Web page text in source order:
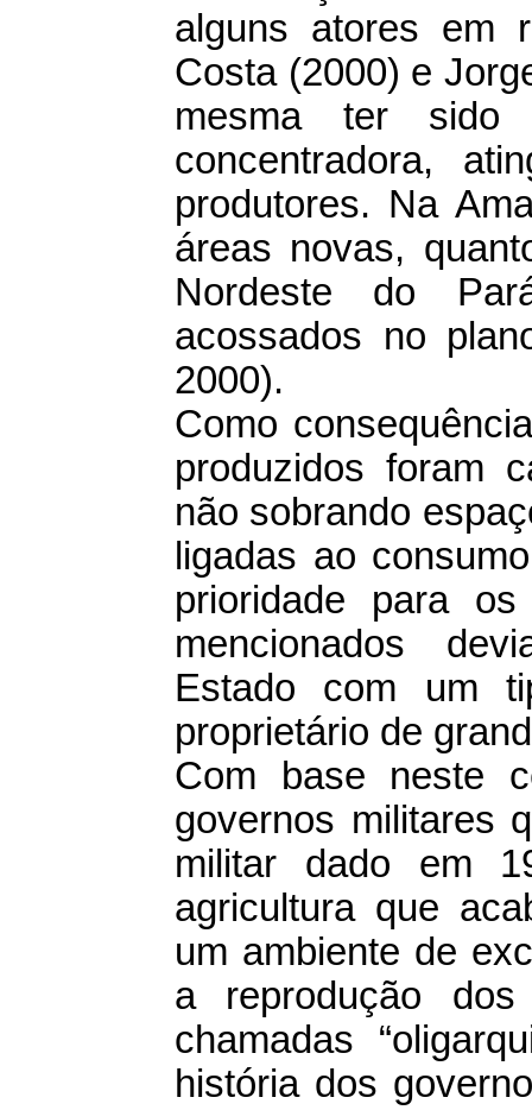
alguns atores em
Costa (2000) e
mesma ter sido
concentradora,
produtores. Na
áreas novas,
Nordeste do
acossados no
2000).
Como
produzidos foram
não sobrando
ligadas ao
prioridade para
mencionados
Estado com um
proprietário de
Com base neste
governos militares
militar dado em
agricultura que
um ambiente de
a reprodução
chamadas
história dos